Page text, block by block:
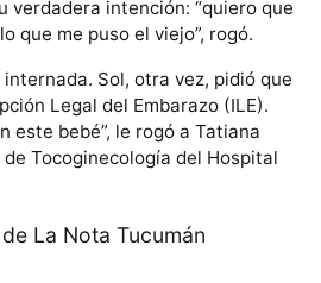
verdadera intención: “quiero que
que me puso el viejo”, rogó.
Sol, otra vez, pidió que
Legal del Embarazo (ILE).
este bebé”, le rogó a Tatiana
Tocoginecología del Hospital